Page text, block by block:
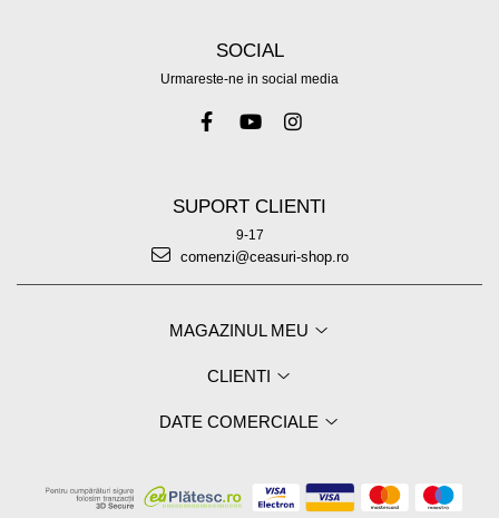
SOCIAL
Urmareste-ne in social media
SUPORT CLIENTI
9-17
comenzi@ceasuri-shop.ro
MAGAZINUL MEU
CLIENTI
DATE COMERCIALE